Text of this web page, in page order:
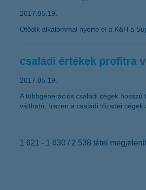
2017.05.19.
Ötödik alkalommal nyerte el a K&H a
családi értékek profitra
2017.05.19.
A többgenerációs családi cégek
váltható, hiszen a családi tőzsdei
1 621 - 1 630 / 2 538 tétel